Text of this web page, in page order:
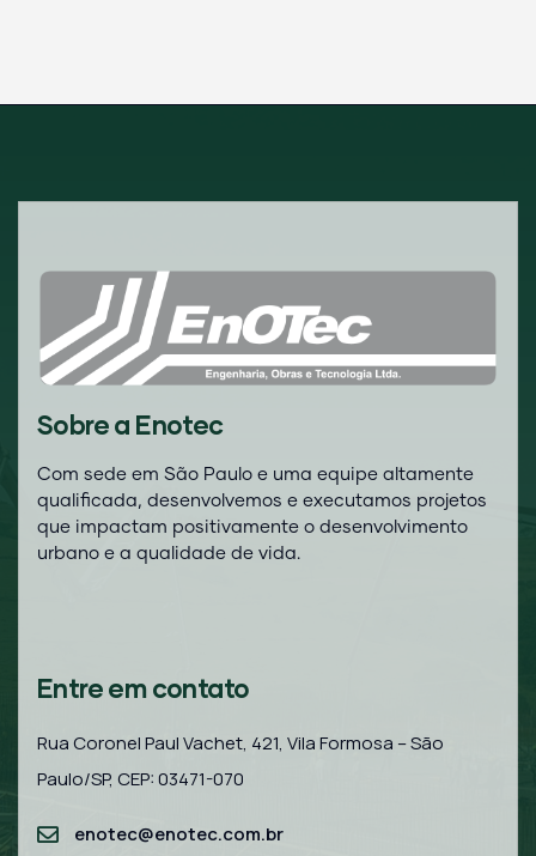
Sobre a Enotec
Com sede em São Paulo e uma equipe altamente
qualificada, desenvolvemos e executamos projetos
que impactam positivamente o desenvolvimento
urbano e a qualidade de vida.
Entre em contato
Rua Coronel Paul Vachet, 421, Vila Formosa – São
Paulo/SP, CEP: 03471-070
enotec@enotec.com.br